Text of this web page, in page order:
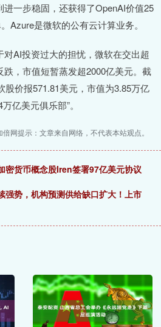
一步稳固，还获得了OpenAI价值25
Azure是微软的公有云计算业务。
AI投资过大的担忧，微软在交出超
，市值短暂蒸发超2000亿美元。截
股价报571.81美元，市值为3.85万亿
亿美元俱乐部”。
倍网提示：文章来自网络，不代表本站观点。
密货币概念股Iren签署97亿美元协议
强势，机构预测供给缺口扩大！上市